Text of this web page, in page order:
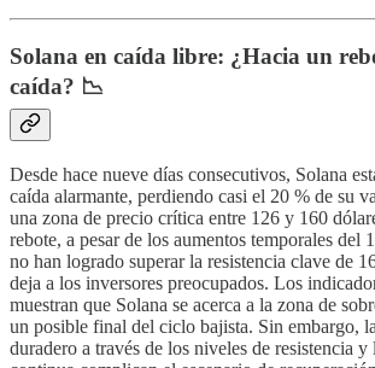
Solana en caída libre: ¿Hacia un
caída? 📉
Desde hace nueve días consecutivos, Solana
caída alarmante, perdiendo casi el 20 % de su
una zona de precio crítica entre 126 y 160
rebote, a pesar de los aumentos temporales del
no han logrado superar la resistencia clave de
deja a los inversores preocupados. Los
muestran que Solana se acerca a la zona de
un posible final del ciclo bajista. Sin embargo,
duradero a través de los niveles de resistencia y